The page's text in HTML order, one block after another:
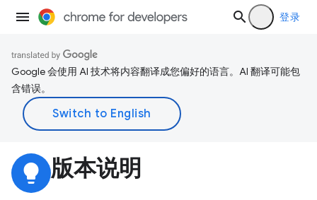
登录
Google 会使用 AI 技术将内容翻译成您偏好的语言。AI 翻译可能包
含错误。
lightbulb 版本说明